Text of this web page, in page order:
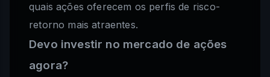
quais ações oferecem os perfis de risco-
retorno mais atraentes.
Devo investir no mercado de ações
agora?